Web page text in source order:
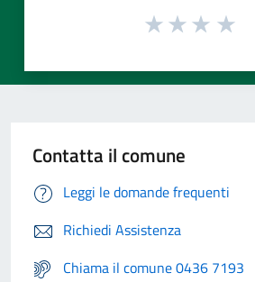
Contatta il comune
Leggi le domande frequenti
Richiedi Assistenza
Chiama il comune 0436 7193